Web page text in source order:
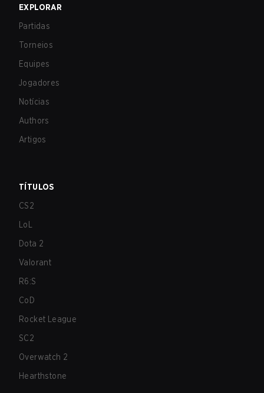
EXPLORAR
Partidas
Torneios
Equipes
Jogadores
Notícias
Authors
Artigos
TÍTULOS
CS2
LoL
Dota 2
Valorant
R6:S
CoD
Rocket League
SC2
Overwatch 2
Hearthstone